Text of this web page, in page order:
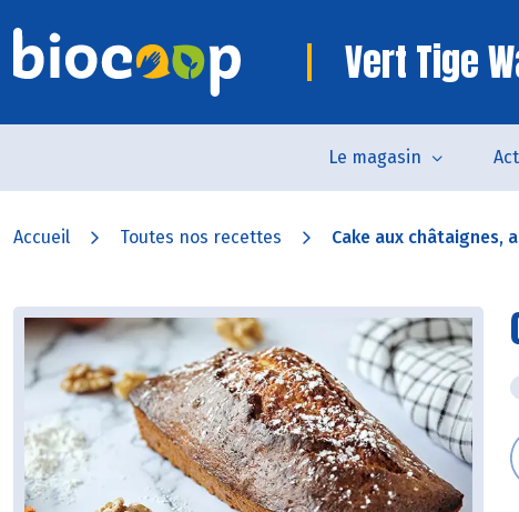
Vert Tige
Le magasin
Accueil Toutes nos recettes Cake aux châtaignes,